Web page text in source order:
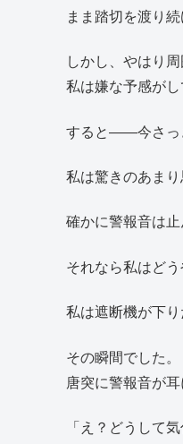
まま踏切を渡り続
しかし、やはり
私は嫌な予感がし
すると――今さっ
私は驚きのあまり
確かに警報音は
それなら私はど
私は遮断機が下
その瞬間でした。
唐突に警報音が
「え？どうして